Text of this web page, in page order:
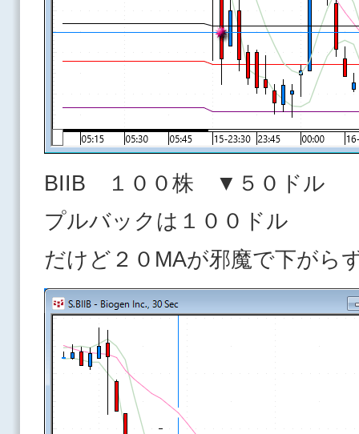
BIIB １００株 ▼５０ドル
プルバックは１００ドル
だけど２０MAが邪魔で下がら